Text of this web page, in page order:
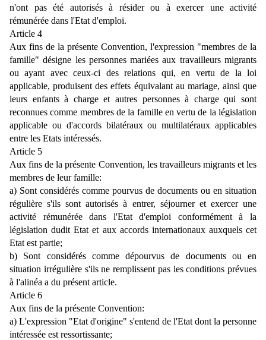
n'ont pas été autorisés à résider ou à exercer une activité
rémunérée dans l'Etat d'emploi.
Article 4
Aux fins de la présente Convention, l'expression "membres de la
famille" désigne les personnes mariées aux travailleurs migrants
ou ayant avec ceux-ci des relations qui, en vertu de la loi
applicable, produisent des effets équivalant au mariage, ainsi que
leurs enfants à charge et autres personnes à charge qui sont
reconnues comme membres de la famille en vertu de la législation
applicable ou d'accords bilatéraux ou multilatéraux applicables
entre les Etats intéressés.
Article 5
Aux fins de la présente Convention, les travailleurs migrants et les
membres de leur famille:
a) Sont considérés comme pourvus de documents ou en situation
régulière s'ils sont autorisés à entrer, séjourner et exercer une
activité rémunérée dans l'Etat d'emploi conformément à la
législation dudit Etat et aux accords internationaux auxquels cet
Etat est partie;
b) Sont considérés comme dépourvus de documents ou en
situation irrégulière s'ils ne remplissent pas les conditions prévues
à l'alinéa a du présent article.
Article 6
Aux fins de la présente Convention:
a) L'expression "Etat d'origine" s'entend de l'Etat dont la personne
intéressée est ressortissante;